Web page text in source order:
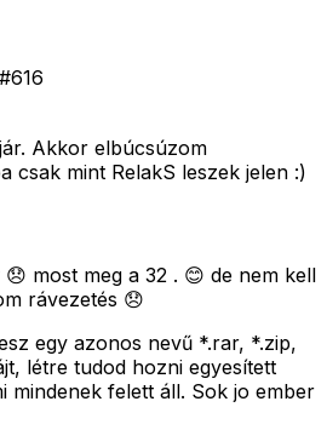
#616
Akkor elbúcsúzom
csak mint RelakS leszek jelen :)
most meg a 32 . 😊 de nem kell
rávezetés 😞
egy azonos nevű *.rar, *.zip,
létre tudod hozni egyesített
mindenek felett áll. Sok jo ember